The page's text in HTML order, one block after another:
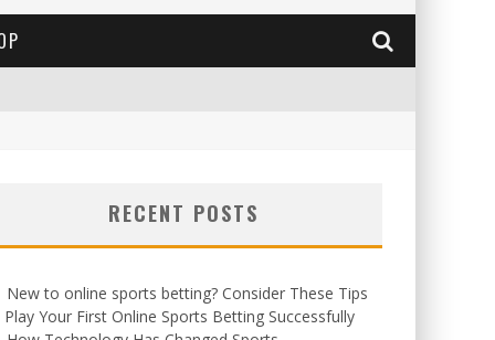
RECENT POSTS
New to online sports betting? Consider These Tips
Your First Online Sports Betting Successfully